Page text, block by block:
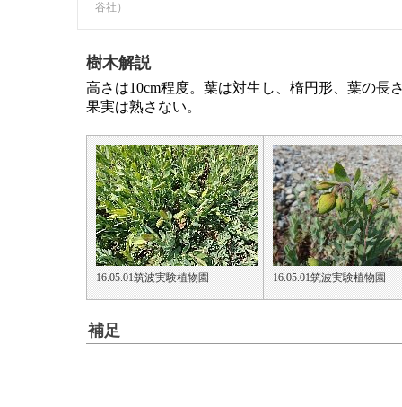
谷社）
樹木解説
高さは10cm程度。 葉は対生し、楕円形、 葉の長
果実は熟さない。
16.05.01筑波実験植物園 16.05.01筑波実験植物園
補足